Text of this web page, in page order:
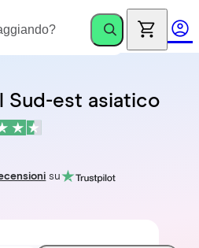
Sud-est asiatico
su